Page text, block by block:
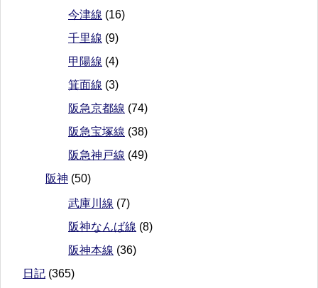
今津線 (16)
千里線 (9)
甲陽線 (4)
箕面線 (3)
阪急京都線 (74)
阪急宝塚線 (38)
阪急神戸線 (49)
阪神 (50)
武庫川線 (7)
阪神なんば線 (8)
阪神本線 (36)
日記 (365)